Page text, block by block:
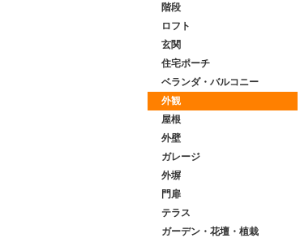
階段
ロフト
玄関
住宅ポーチ
ベランダ・バルコニー
外観
屋根
外壁
ガレージ
外塀
門扉
テラス
ガーデン・花壇・植栽